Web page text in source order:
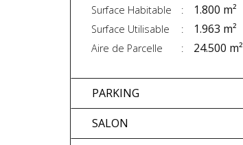
Surface Habitable 1.800 m²
Surface Utilisable 1.963 m²
Aire de Parcelle 24.500 m²
PARKING
SALON